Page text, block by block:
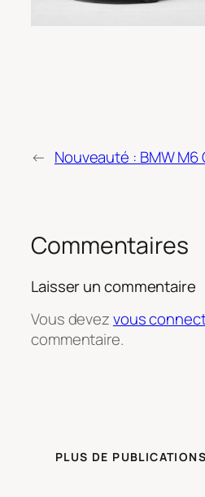
← Nouveauté : BMW M6
Commentaires
Laisser un commentaire
Vous devezvous
commentaire.
PLUS DE PUBLICATIONS